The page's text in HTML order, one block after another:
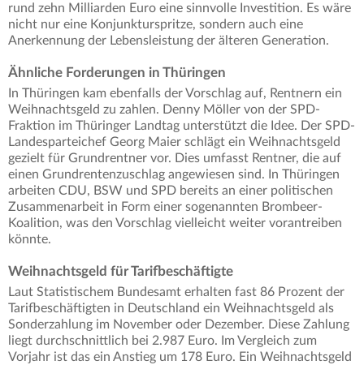
rund zehn Milliarden Euro eine sinnvolle Investition. Es wäre
nicht nur eine Konjunkturspritze, sondern auch eine
Anerkennung der Lebensleistung der älteren Generation.
Ähnliche Forderungen in Thüringen
In Thüringen kam ebenfalls der Vorschlag auf, Rentnern ein
Weihnachtsgeld zu zahlen. Denny Möller von der SPD-
Fraktion im Thüringer Landtag unterstützt die Idee. Der SPD-
Landesparteichef Georg Maier schlägt ein Weihnachtsgeld
gezielt für Grundrentner vor. Dies umfasst Rentner, die auf
einen Grundrentenzuschlag angewiesen sind. In Thüringen
arbeiten CDU, BSW und SPD bereits an einer politischen
Zusammenarbeit in Form einer sogenannten Brombeer-
Koalition, was den Vorschlag vielleicht weiter vorantreiben
könnte.
Weihnachtsgeld für Tarifbeschäftigte
Laut Statistischem Bundesamt erhalten fast 86 Prozent der
Tarifbeschäftigten in Deutschland ein Weihnachtsgeld als
Sonderzahlung im November oder Dezember. Diese Zahlung
liegt durchschnittlich bei 2.987 Euro. Im Vergleich zum
Vorjahr ist das ein Anstieg um 178 Euro. Ein Weihnachtsgeld